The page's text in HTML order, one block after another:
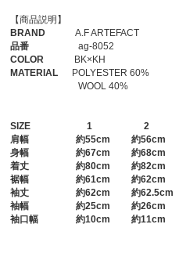
【商品説明】
BRAND A.F ARTEFACT
品番 ag-8052
COLOR BK×KH
MATERIAL POLYESTER 60%
WOOL 40%
SIZE 1
2
肩幅 約55cm 約56cm
身幅 約67cm 約68cm
着丈 約80cm 約82cm
裾幅 約61cm 約62cm
袖丈 約62cm 約62.5cm
袖幅 約25cm 約26cm
袖口幅 約10cm 約11cm